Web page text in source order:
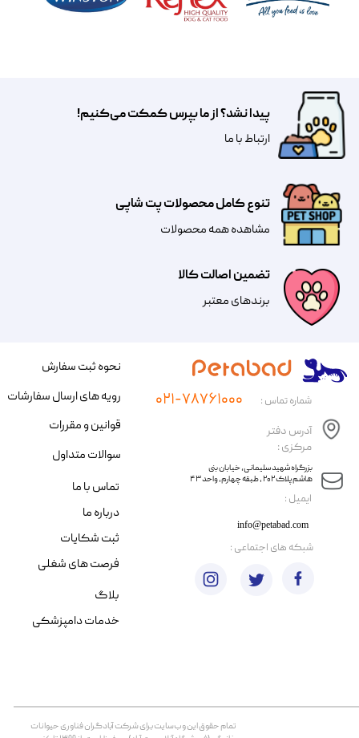
تضمین اصالت کالا
​​برندهای معتبر​​​​​​​
تنوع کامل محصولات پت شاپی
مشاهده همه محصولات
پیدا نشد؟ از ما بپرس کمکت می‌کنیم!
​​​ارتباط با ما
​ایمیل :
آدرس دفتر
مرکزی :
info@petabad.com
​​بزرگراه شهید سلیمانی، خیابان بنی
هاشم پلاک ۲۰۲ ، طبقه چهارم، واحد ۴۳
شماره تماس : ۰۲۱-۷۸۷۶۱۰۰۰
تمام حقوق اين وب‌سايت برای شرکت آبادگران فناوری حیوانات
نحوه ثبت سفارش
رویه های ارسال سفارشات
قوانین و مقررات
سوالات متداول
تماس با ما
درباره ما
ثبت شکایات
فرصت های شغلی
​شبکه های اجتماعی :
بلاگ
خدمات دامپزشکی